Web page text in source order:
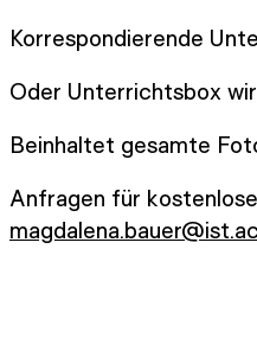
Korrespondierende
Oder Unterrichtsbox
Beinhaltet gesamte
Anfragen für